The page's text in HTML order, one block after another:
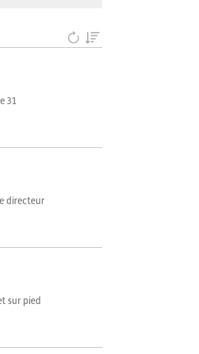
31
directeur
sur pied